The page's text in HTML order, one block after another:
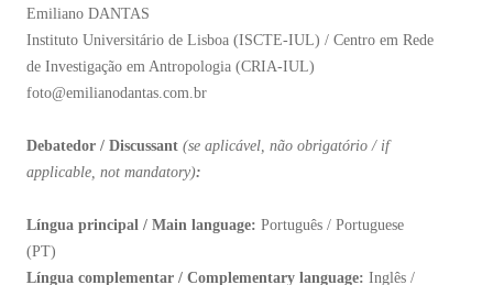
Emiliano DANTAS
Instituto Universitário de Lisboa (ISCTE-IUL) / Centro em Rede
de Investigação em Antropologia (CRIA-IUL)
foto@emilianodantas.com.br
Debatedor / Discussant (se aplicável, não obrigatório / if
applicable, not mandatory):
Língua principal / Main language: Português / Portuguese
(PT)
Língua complementar / Complementary language: Inglês /